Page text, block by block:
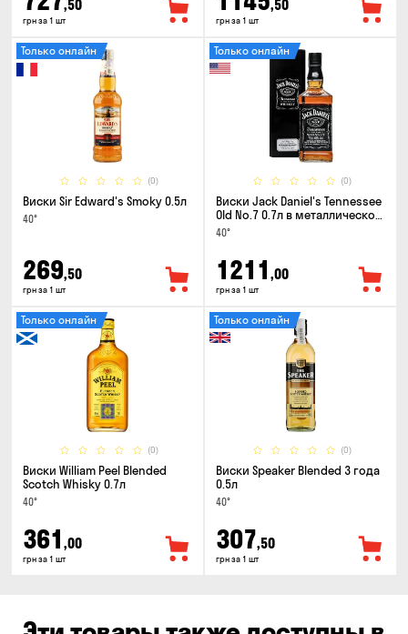
,50
грн за 1 шт
,50
грн за 1 шт
(0)
Только онлайн
Виски Sir Edward's Smoky 0.5л
40°
269,50
грн за 1 шт
(0)
Только онлайн
Виски Jack Daniel's Tennessee
Old No.7 0.7л в металлической
коробке
40°
1211 ,00
грн за 1 шт
(0)
Только онлайн
Виски William Peel Blended
Scotch Whisky 0.7л
40°
361 ,00
грн за 1 шт
(0)
Только онлайн
Виски Speaker Blended 3 года
0.5л
40°
307,50
грн за 1 шт